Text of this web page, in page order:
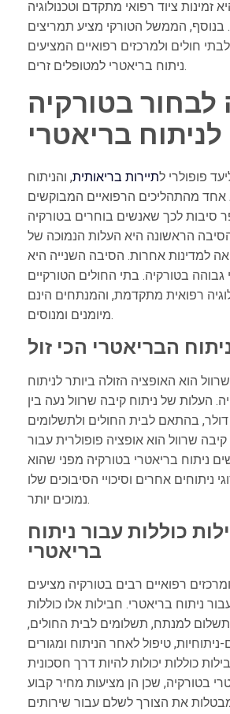
זמינות ציוד רפואי מתקדם וטכנולוגיה
בנוסף, הממשל הטורקי מציע תמריצים
חולים ולמרכזים רפואיים המציעים
ניתוח בריאטרי למטופלים זרים.
לבחור בטורקיה
לניתוח בריאטרי
פופולרי לתיירות בריאותית, והניתוח
אחד מהתהליכים הרפואיים המבוקשים
סיבות לכך שאנשים בוחרים בטורקיה
הראשונה היא העלות הנמוכה של
למדינות אחרות. הסיבה השנייה היא
גבוהה בטורקיה. בתי החולים הטורקיים
רפואית מתקדמת, והמנתחים הינם
מיומנים ומנוסים.
הבריאטרי הכי זול
הוא האופציה הזולה ביותר לניתוח
העלות של ניתוח קיבה שרוול נעה בין
5,000 ל-8,000 דולר, בהתאם לבית החולים ולתשלומים
שרוול הוא אופציה פופולרית עבור
ניתוח בריאטרי בטורקיה מפני שהוא
ניתוחים אחרים וסיכויי הסיבוכים שלו
נמוכים יותר.
כוללות עבור ניתוח
בריאטרי
רפואיים רבים בטורקיה מציעים
ניתוח בריאטרי. חבילות אלו כוללות
למנתח, תשלומים לבית החולים,
ניתוחיות, טיפול לאחר הניתוח ומגורים
כוללות יכולות להיות דרך חסכונית
בטורקיה, שכן הן מציעות מחיר קבוע
את הצורך לשלם עבור שירותים